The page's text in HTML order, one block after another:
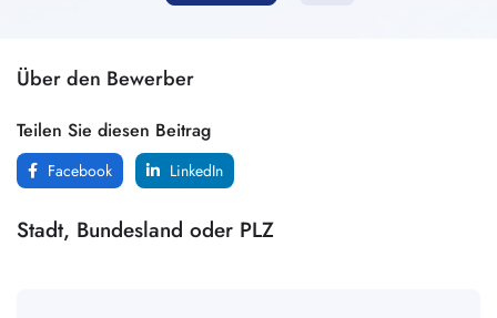
Über den Bewerber
Teilen Sie diesen Beitrag
Facebook LinkedIn
Stadt, Bundesland oder PLZ